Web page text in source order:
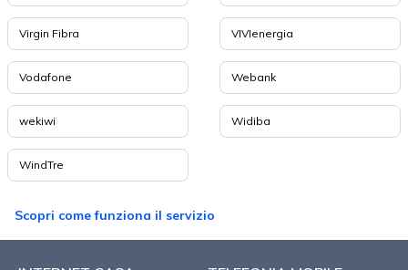
Virgin Fibra VIVIenergia
Vodafone Webank
wekiwi Widiba
WindTre
Scopri come funziona il servizio